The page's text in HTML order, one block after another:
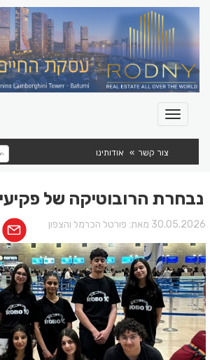
צור קשר אודותינו
נבחרת הרובוטיקה של פקיעין
מאת: פורטל הכרמל והצפון